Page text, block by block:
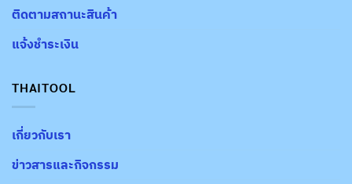
ติดตามสถานะสินค้า
แจ้งชำระเงิน
THAITOOL
เกี่ยวกับเรา
ข่าวสารและกิจกรรม